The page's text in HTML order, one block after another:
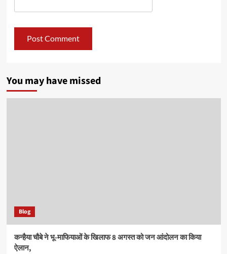
You may have missed
Blog
कन्हैया चौबे ने भू-माफियाओं के खिलाफ 8 अगस्त को जन आंदोलन का किया
ऐलान,